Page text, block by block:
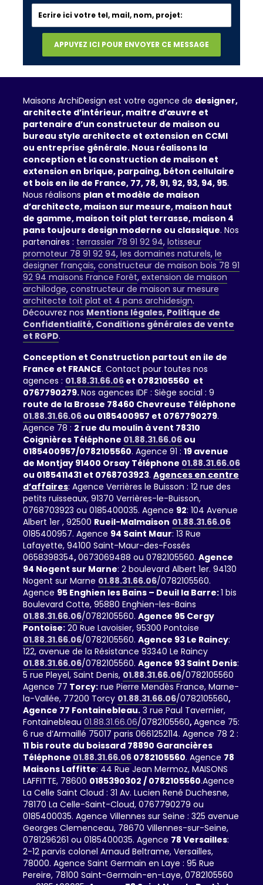
Maisons ArchiDesign est votre agence de designer,
architecte d’intérieur, maitre d’œuvre et
partenaire d’un constructeur de maison ou
bureau style architecte et extension en CCMI
ou entreprise générale. Nous réalisons la
conception et la construction de maison et
extension en brique, parpaing, béton cellulaire
et bois en ile de France, 77, 78, 91, 92, 93, 94, 95.
Nous réalisons plan et modèle de maison
d’architecte, maison sur mesure, maison haut
de gamme, maison toit plat terrasse, maison 4
pans toujours design moderne ou classique. Nos
partenaires : terrassier 78 91 92 94, lotisseur
promoteur 78 91 92 94, les domaines naturels, le
designer français, constructeur de maison bois 78 91
92 94 maisons France Forêt, extension de maison
archilodge, constructeur de maison sur mesure
architecte toit plat et 4 pans archidesign.
Découvrez nos Mentions légales, Politique de
Confidentialité, Conditions générales de vente
et RGPD.
Conception et Construction partout en ile de
France et FRANCE. Contact pour toutes nos
agences : 01.88.31.66.06 et 0782105560 et
0767790279.Nos agences IDF : Siège social : 9
route de la Brosse 78460 Chevreuse Téléphone
01.88.31.66.06 ou 0185400957 et 0767790279.
Agence 78 : 2 rue du moulin à vent 78310
Coignières Téléphone 01.88.31.66.06 ou
0185400957/0782105560. Agence 91 : 19 avenue
de Montjay 91400 Orsay Téléphone 01.88.31.66.06
ou 0185411431 et 0768703923. Agences en centre
d’affaires: Agence Verrières le Buisson : 12 rue des
petits ruisseaux, 91370 Verrières-le-Buisson,
0768703923 ou 0185400035. Agence 92: 104 Avenue
Albert 1er , 92500 Rueil-Malmaison 01.88.31.66.06
0185400957. Agence 94 Saint Maur: 13 Rue
Lafayette, 94100 Saint-Maur-des-Fossés
0658398354,0673069488 ou 0782105560. Agence
94 Nogent sur Marne: 2 boulevard Albert 1er. 94130
Nogent sur Marne 01.88.31.66.06/0782105560.
Agence 95 Enghien les Bains – Deuil la Barre:1 bis
Boulevard Cotte, 95880 Enghien-les-Bains
01.88.31.66.06/0782105560. Agence 95 Cergy
Pontoise: 20 Rue Lavoisier, 95300 Pontoise
01.88.31.66.06/0782105560. Agence 93 Le Raincy:
122, avenue de la Résistance 93340 Le Raincy
01.88.31.66.06/0782105560. Agence 93 Saint Denis:
5 rue Pleyel, Saint Denis, 01.88.31.66.06/0782105560
Agence 77 Torcy: rue Pierre Mendès France, Marne-
la-Vallée, 77200 Torcy 01.88.31.66.06/0782105560,
Agence 77 Fontainebleau. 3 rue Paul Tavernier,
Fontainebleau 01.88.31.66.06/0782105560,Agence 75:
6 rue d’Armaillé 75017 paris 0661252114. Agence 78 2 :
11 bis route du boissard 78890 Garancières
Téléphone 01.88.31.66.06 0782105560. Agence 78
Maisons Laffitte: 44 Rue Jean Mermoz, MAISONS
LAFFITTE, 78600 0185390302 / 0782105560.Agence
La Celle Saint Cloud : 31 Av. Lucien René Duchesne,
78170 La Celle-Saint-Cloud, 0767790279 ou
0185400035. Agence Villennes sur Seine : 325 avenue
Georges Clemenceau, 78670 Villennes-sur-Seine,
0781296261 ou 0185400035. Agence 78 Versailles:
2-12 parvis colonel Arnaud Beltrame, Versailles,
78000. Agence Saint Germain en Laye : 95 Rue
Pereire, 78100 Saint-Germain-en-Laye, 0782105560